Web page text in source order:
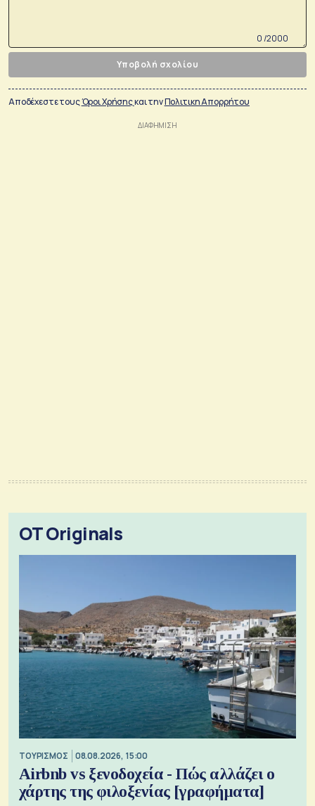
0 /2000
Υποβολή σχολίου
Αποδέχεστε τουςΌροι Χρήσηςκαι τηνΠολιτικη Απορρήτου
OT Originals
ΤΟΥΡΙΣΜΟΣ 08.08.2026, 15:00
Airbnb vs ξενοδοχεία - Πώς αλλάζει ο
χάρτης της φιλοξενίας [γραφήματα]